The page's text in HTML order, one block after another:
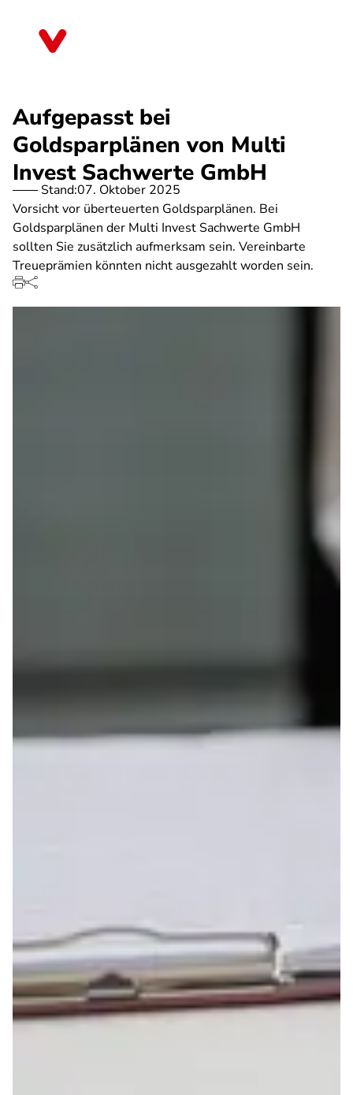
Aufgepasst bei
Goldsparplänen von Multi
Invest Sachwerte GmbH
Stand:07. Oktober 2025
Vorsicht vor überteuerten Goldsparplänen. Bei
Goldsparplänen der Multi Invest Sachwerte GmbH
sollten Sie zusätzlich aufmerksam sein. Vereinbarte
Treueprämien könnten nicht ausgezahlt worden sein.